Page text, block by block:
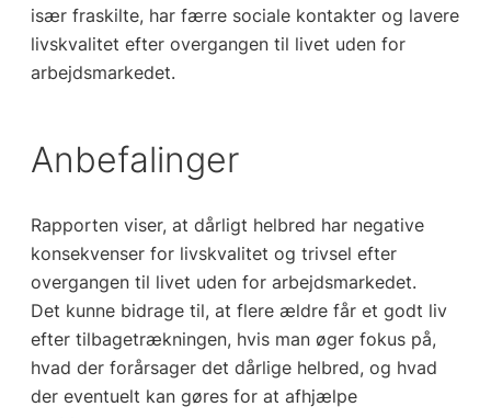
især fraskilte, har færre sociale kontakter og lavere
livskvalitet efter overgangen til livet uden for
arbejdsmarkedet.
Anbefalinger
Rapporten viser, at dårligt helbred har negative
konsekvenser for livskvalitet og trivsel efter
overgangen til livet uden for arbejdsmarkedet.
Det kunne bidrage til, at flere ældre får et godt liv
efter tilbagetrækningen, hvis man øger fokus på,
hvad der forårsager det dårlige helbred, og hvad
der eventuelt kan gøres for at afhjælpe